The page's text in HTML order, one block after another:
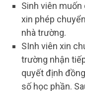
Sinh viên
xin phép
nhà trường.
SInh viên xin
trường nhận
quyết định
số học phần.